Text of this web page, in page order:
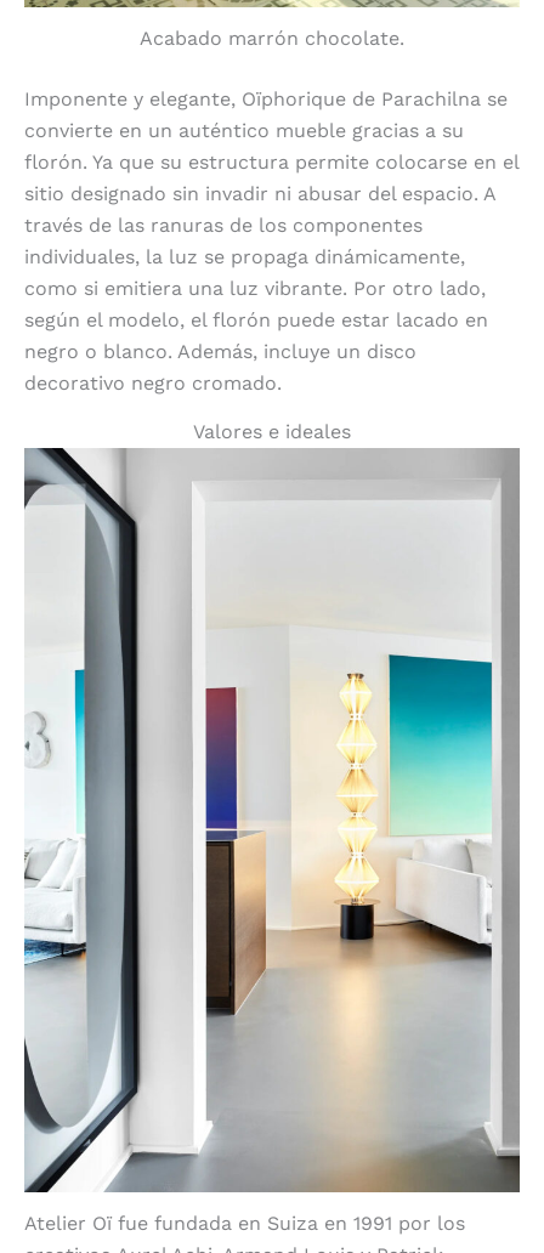
Acabado marrón chocolate.
Imponente y elegante, Oïphorique de Parachilna se
convierte en un auténtico mueble gracias a su
florón. Ya que su estructura permite colocarse en el
sitio designado sin invadir ni abusar del espacio. A
través de las ranuras de los componentes
individuales, la luz se propaga dinámicamente,
como si emitiera una luz vibrante. Por otro lado,
según el modelo, el florón puede estar lacado en
negro o blanco. Además, incluye un disco
decorativo negro cromado.
Valores e ideales
Atelier Oï fue fundada en Suiza en 1991 por los